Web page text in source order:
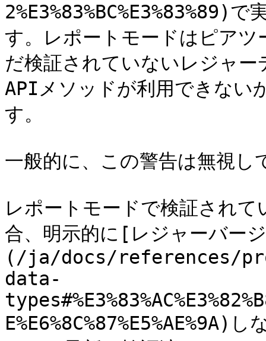
2%E3%83%BC%E3%83%89)
す。レポートモードはピア
だ検証されていないレジャ
APIメソッドが利用できない
す。
一般的に、この警告は無視し
レポートモードで検証され
合、明示的に[レジャーバー
(/ja/docs/references/
data-
E%E6%8C%87%E5%AE%9A)